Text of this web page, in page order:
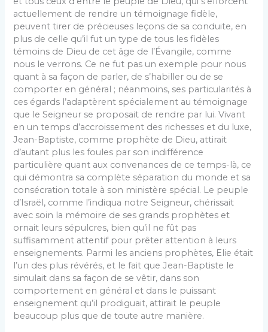
actuellement de rendre un témoignage fidèle,
peuvent tirer de précieuses leçons de sa conduite, en
plus de celle qu’il fut un type de tous les fidèles
témoins de Dieu de cet âge de l’Évangile, comme
nous le verrons. Ce ne fut pas un exemple pour nous
quant à sa façon de parler, de s’habiller ou de se
comporter en général ; néanmoins, ses particularités à
ces égards l’adaptèrent spécialement au témoignage
que le Seigneur se proposait de rendre par lui. Vivant
en un temps d’accroissement des richesses et du luxe,
Jean-Baptiste, comme prophète de Dieu, attirait
d’autant plus les foules par son indifférence
particulière quant aux convenances de ce temps-là, ce
qui démontra sa complète séparation du monde et sa
consécration totale à son ministère spécial. Le peuple
d’Israël, comme l’indiqua notre Seigneur, chérissait
avec soin la mémoire de ses grands prophètes et
ornait leurs sépulcres, bien qu’il ne fût pas
suffisamment attentif pour prêter attention à leurs
enseignements. Parmi les anciens prophètes, Elie était
l’un des plus révérés, et le fait que Jean-Baptiste le
simulait dans sa façon de se vêtir, dans son
comportement en général et dans le puissant
enseignement qu’il prodiguait, attirait le peuple
beaucoup plus que de toute autre manière.